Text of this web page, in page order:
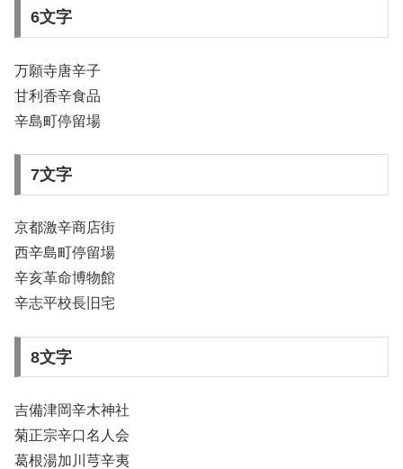
6文字
万願寺唐辛子
甘利香辛食品
辛島町停留場
7文字
京都激辛商店街
西辛島町停留場
辛亥革命博物館
辛志平校長旧宅
8文字
吉備津岡辛木神社
菊正宗辛口名人会
葛根湯加川芎辛夷